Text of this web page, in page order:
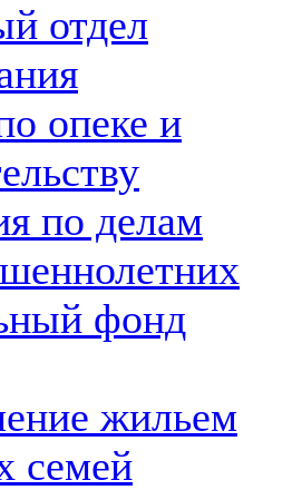
отдел
опеке и
по делам
фонд
жильем
семей